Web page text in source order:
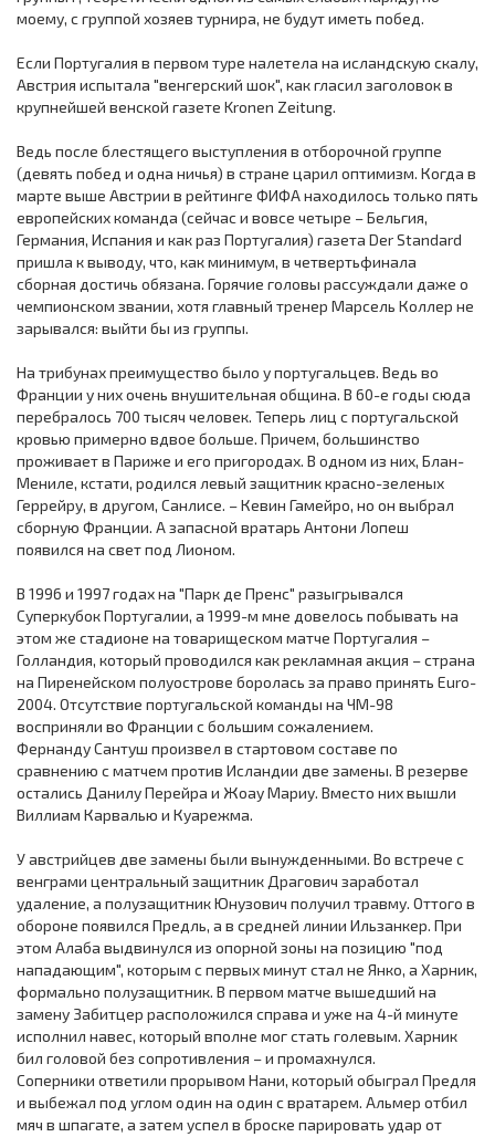
моему, с группой хозяев турнира, не будут иметь побед.
Если Португалия в первом туре налетела на исландскую скалу,
Австрия испытала "венгерский шок", как гласил заголовок в
крупнейшей венской газете Kronen Zeitung.
Ведь после блестящего выступления в отборочной группе
(девять побед и одна ничья) в стране царил оптимизм. Когда в
марте выше Австрии в рейтинге ФИФА находилось только пять
европейских команда (сейчас и вовсе четыре – Бельгия,
Германия, Испания и как раз Португалия) газета Der Standard
пришла к выводу, что, как минимум, в четвертьфинала
сборная достичь обязана. Горячие головы рассуждали даже о
чемпионском звании, хотя главный тренер Марсель Коллер не
зарывался: выйти бы из группы.
На трибунах преимущество было у португальцев. Ведь во
Франции у них очень внушительная община. В 60-е годы сюда
перебралось 700 тысяч человек. Теперь лиц с португальской
кровью примерно вдвое больше. Причем, большинство
проживает в Париже и его пригородах. В одном из них, Блан-
Мениле, кстати, родился левый защитник красно-зеленых
Геррейру, в другом, Санлисе. – Кевин Гамейро, но он выбрал
сборную Франции. А запасной вратарь Антони Лопеш
появился на свет под Лионом.
В 1996 и 1997 годах на "Парк де Пренс" разыгрывался
Суперкубок Португалии, а 1999-м мне довелось побывать на
этом же стадионе на товарищеском матче Португалия –
Голландия, который проводился как рекламная акция – страна
на Пиренейском полуострове боролась за право принять Euro-
2004. Отсутствие португальской команды на ЧМ-98
восприняли во Франции с большим сожалением.
Фернанду Сантуш произвел в стартовом составе по
сравнению с матчем против Исландии две замены. В резерве
остались Данилу Перейра и Жоау Мариу. Вместо них вышли
Виллиам Карвалью и Куарежма.
У австрийцев две замены были вынужденными. Во встрече с
венграми центральный защитник Драгович заработал
удаление, а полузащитник Юнузович получил травму. Оттого в
обороне появился Предль, а в средней линии Ильзанкер. При
этом Алаба выдвинулся из опорной зоны на позицию "под
нападающим", которым с первых минут стал не Янко, а Харник,
формально полузащитник. В первом матче вышедший на
замену Забитцер расположился справа и уже на 4-й минуте
исполнил навес, который вполне мог стать голевым. Харник
бил головой без сопротивления – и промахнулся.
Соперники ответили прорывом Нани, который обыграл Предля
и выбежал под углом один на один с вратарем. Альмер отбил
мяч в шпагате, а затем успел в броске парировать удар от